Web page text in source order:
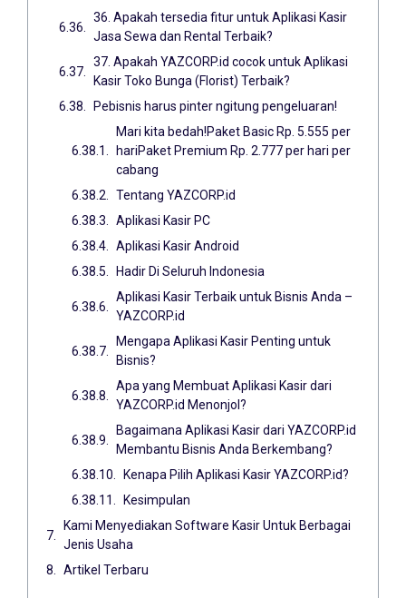
36. Apakah tersedia fitur untuk Aplikasi Kasir
Jasa Sewa dan Rental Terbaik?
37. Apakah YAZCORP.id cocok untuk Aplikasi
Kasir Toko Bunga (Florist) Terbaik?
Pebisnis harus pinter ngitung pengeluaran!
Mari kita bedah!Paket Basic Rp. 5.555 per
hariPaket Premium Rp. 2.777 per hari per
cabang
Tentang YAZCORP.id
Aplikasi Kasir PC
Aplikasi Kasir Android
Hadir Di Seluruh Indonesia
Aplikasi Kasir Terbaik untuk Bisnis Anda –
YAZCORP.id
Mengapa Aplikasi Kasir Penting untuk
Bisnis?
Apa yang Membuat Aplikasi Kasir dari
YAZCORP.id Menonjol?
Bagaimana Aplikasi Kasir dari YAZCORP.id
Membantu Bisnis Anda Berkembang?
Kenapa Pilih Aplikasi Kasir YAZCORP.id?
Kesimpulan
Kami Menyediakan Software Kasir Untuk Berbagai
Jenis Usaha
Artikel Terbaru